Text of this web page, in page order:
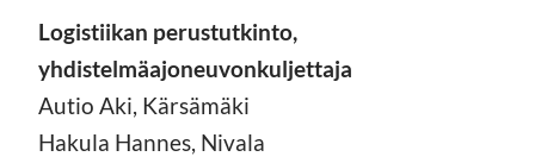
Logistiikan perustutkinto,
yhdistelmäajoneuvonkuljettaja
Autio Aki, Kärsämäki
Hakula Hannes, Nivala